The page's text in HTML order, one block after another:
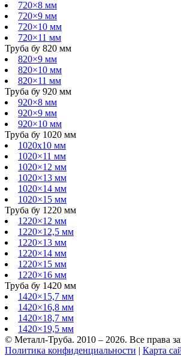
720×8 мм
720×9 мм
720×10 мм
720×11 мм
Труба бу 820 мм
820×9 мм
820×10 мм
820×11 мм
Труба бу 920 мм
920×8 мм
920×9 мм
920×10 мм
Труба бу 1020 мм
1020х10 мм
1020×11 мм
1020×12 мм
1020×13 мм
1020×14 мм
1020×15 мм
Труба бу 1220 мм
1220×12 мм
1220×12,5 мм
1220×13 мм
1220×14 мм
1220×15 мм
1220×16 мм
Труба бу 1420 мм
1420×15,7 мм
1420×16,8 мм
1420×18,7 мм
1420×19,5 мм
© Металл-Труба. 2010 – 2026. Все права
Политика конфиденциальности | Карта